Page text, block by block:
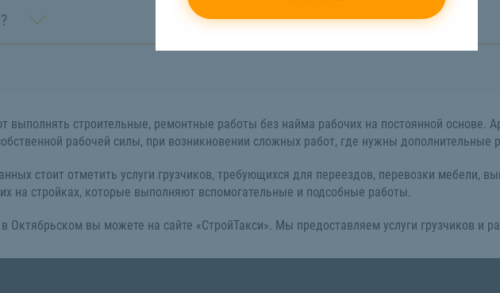
выполнять строительные, ремонтные работы без найма рабочих на постоянной основе.
рабочей силы, при возникновении сложных работ, где нужны
стоит отметить услуги грузчиков, требующихся для переездов, перевозки мебели,
на стройках, которые выполняют вспомогательные и подсобные работы.
в Октябрьском вы можете на сайте «СтройТакси». Мы предоставляем услуги грузчиков и